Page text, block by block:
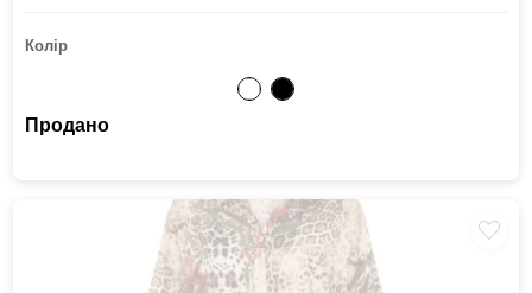
Колір
Продано